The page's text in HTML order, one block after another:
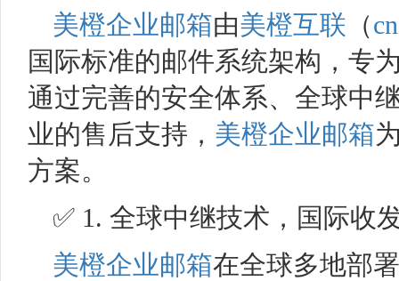
美橙企业邮箱由美橙互联 （
国际标准的邮件系统架构，专
通过完善的安全体系、全球中
业的售后支持， 美橙企业邮箱
方案。
✅ 1. 全球中继技术，国际收
美橙企业邮箱在全球多地部